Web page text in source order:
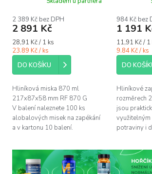
2 389 Kč bez DPH
2 891 Kč
Měrná
cena:
28,91 Kč / 1 ks
23.89 Kč / ks
DO KOŠÍKU
Hliníková miska 870 ml
217x87x58 mm RF 870 G
V balení naleznete 100 ks
alobalových misek na zapékání
a v kartonu 10 balení.
984 Kč bez
1 191
Měrná
cena:
11,91 Kč / 1
9.84 Kč / ks
DO
Hliníkové
rozměrech
jsou
potraviny i